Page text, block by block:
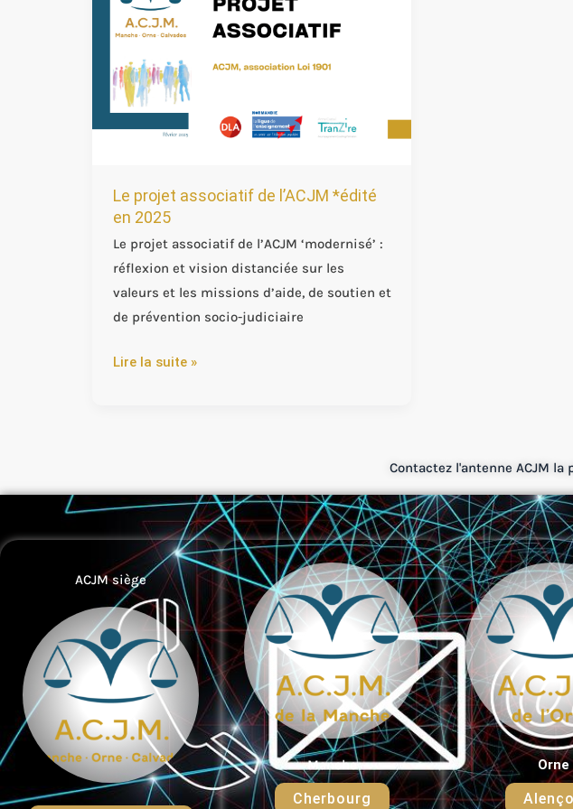
Le projet associatif de l’ACJM *édité
en 2025
Le projet associatif de l’ACJM ‘modernisé’ :
réflexion et vision distanciée sur les
valeurs et les missions d’aide, de soutien et
de prévention socio-judiciaire
associatif
de
*édité
en
2025
Lire la suite »
Contactez l'antenne ACJM la
ACJM siège
Manche
Cherbourg
Orne